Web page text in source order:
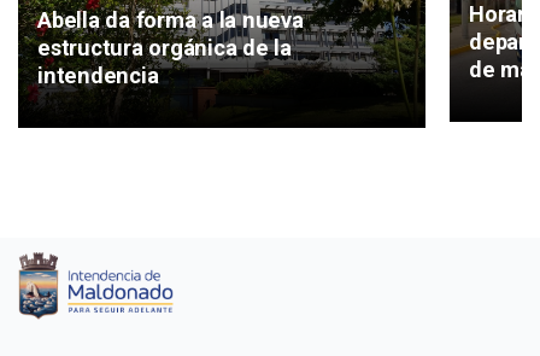
Abella da forma a la nueva
estructura orgánica de la
intendencia
de